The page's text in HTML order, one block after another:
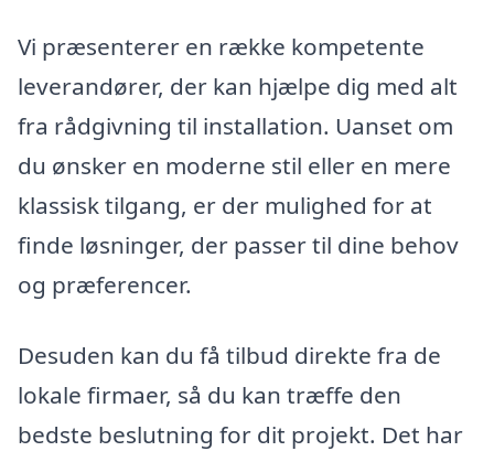
Vi præsenterer en række kompetente
leverandører, der kan hjælpe dig med alt
fra rådgivning til installation. Uanset om
du ønsker en moderne stil eller en mere
klassisk tilgang, er der mulighed for at
finde løsninger, der passer til dine behov
og præferencer.
Desuden kan du få tilbud direkte fra de
lokale firmaer, så du kan træffe den
bedste beslutning for dit projekt. Det har